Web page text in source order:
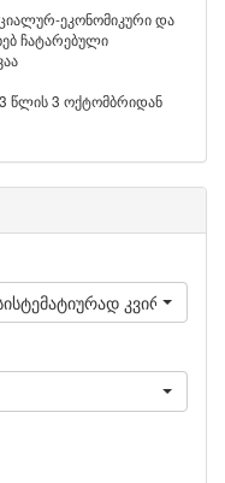
ეკონომიკური და
ჩატარებული
წლის 3 ოქტომბრიდან
კვირაში 2